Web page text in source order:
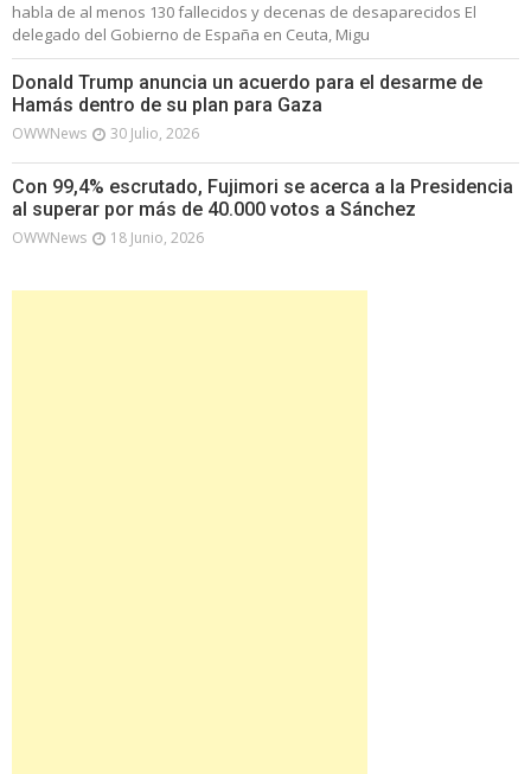
habla de al menos 130 fallecidos y decenas de desaparecidos El
delegado del Gobierno de España en Ceuta, Migu
Donald Trump anuncia un acuerdo para el desarme de
Hamás dentro de su plan para Gaza
OWWNews 30 Julio, 2026
Con 99,4% escrutado, Fujimori se acerca a la Presidencia
al superar por más de 40.000 votos a Sánchez
OWWNews 18 Junio, 2026